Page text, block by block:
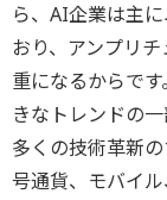
ら、AI企業は主
おり、アンプリ
重になるからで
きなトレンドの
多くの技術革新
号通貨、モバイ